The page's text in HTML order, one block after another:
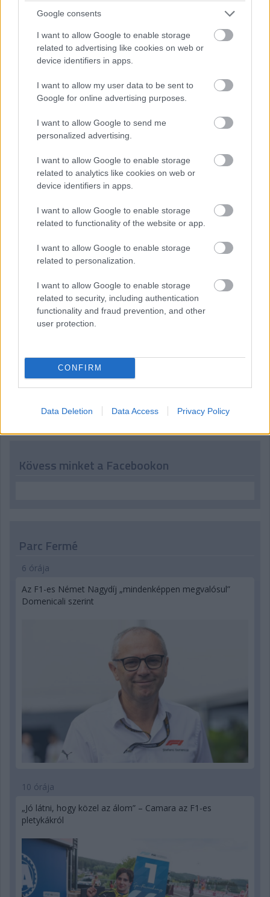
Google consents
I want to allow Google to enable storage
related to advertising like cookies on web or
device identifiers in apps.
I want to allow my user data to be sent to
Google for online advertising purposes.
I want to allow Google to send me
personalized advertising.
I want to allow Google to enable storage
related to analytics like cookies on web or
device identifiers in apps.
I want to allow Google to enable storage
related to functionality of the website or app.
I want to allow Google to enable storage
related to personalization.
I want to allow Google to enable storage
related to security, including authentication
functionality and fraud prevention, and other
user protection.
CONFIRM
Data Deletion Data Access Privacy Policy
időmérő eredményét és a rajtrácsot aligha fogja befolyásolni
egy ilyen vétség.
A kvalifikáció szempontjából egyedüli, legalább részben
támpontnak tekinthető harmadik szabadedzésen Max
megelőzve a Ferrari duóját. Összefoglaló és eredménylista
Kezdjük az időjárással: az előrejelzések alapján a harmadik
edzéshez hasonlóan nem várható eső - ugyanez viszont nem
mondható el a vasárnapi futamról, a legfrissebb jóslatok
esélye holnap Suzukában.
Köszöntjük ismét - vagy a most ébredőket először - az
olvasókat, tíz perc múlva jön az F1-es Japán Nagydíj időmérő
edzése, kövessétek velünk!
Hallgasd meg a Formula Podcast
legfrissebb adását!
Kövess minket a Facebookon
Parc Fermé
6 órája
Az F1-es Német Nagydíj „mindenképpen megvalósul”
Domenicali szerint
10 órája
„Jó látni, hogy közel az álom” – Camara az F1-es
pletykákról